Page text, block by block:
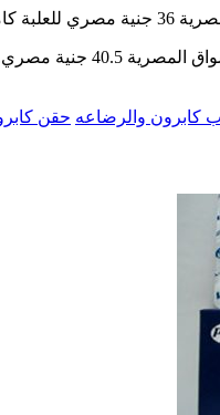
كاملة.
40.5 جنية مصري.
كابرون والرضاعه حقن